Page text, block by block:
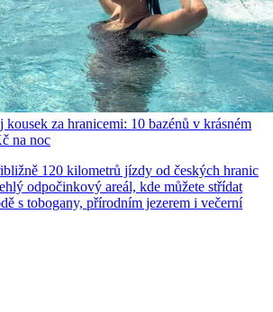
kousek za hranicemi: 10 bazénů v krásném
na noc
120 kilometrů jízdy od českých hranic
odpočinkový areál, kde můžete střídat
s tobogany, přírodním jezerem i večerní